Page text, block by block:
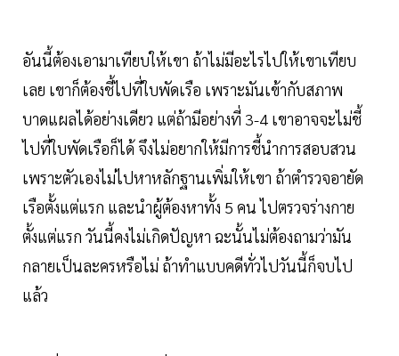
อันนี้ต้องเอามาเทียบให้เขา ถ้าไม่มีอะไรไปให้เขาเทียบ
เลย เขาก็ต้องชี้ไปที่ใบพัดเรือ เพราะมันเข้ากับสภาพ
บาดแผลได้อย่างเดียว แต่ถ้ามีอย่างที่ 3-4 เขาอาจจะไม่ชี้
ไปที่ใบพัดเรือก็ได้ จึงไม่อยากให้มีการชี้นำการสอบสวน
เพราะตัวเองไม่ไปหาหลักฐานเพิ่มให้เขา ถ้าตำรวจอายัด
เรือตั้งแต่แรก และนำผู้ต้องหาทั้ง 5 คน ไปตรวจร่างกาย
ตั้งแต่แรก วันนี้คงไม่เกิดปัญหา ฉะนั้นไม่ต้องถามว่ามัน
กลายเป็นละครหรือไม่ ถ้าทำแบบคดีทั่วไปวันนี้ก็จบไป
แล้ว